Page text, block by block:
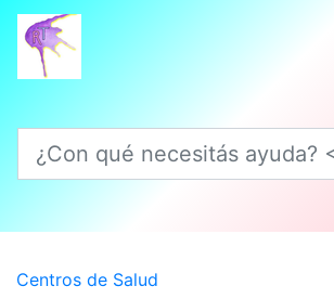
¿Con qué necesitás ayuda? <3
Centros de Salud